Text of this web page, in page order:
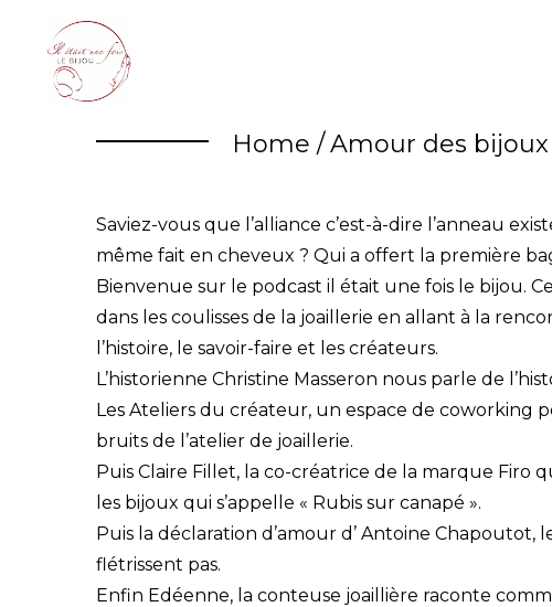
content
Home /Amour des bijoux
Saviez-vous que l’alliance c’est-à-dire l’anneau
même fait en cheveux ? Qui a offert la première
Bienvenue sur le podcast il était une fois le bijou.
dans les coulisses de la joaillerie en allant à la
l’histoire, le savoir-faire et les créateurs.
L’historienne Christine Masseron nous parle de
Les Ateliers du créateur, un espace de coworking
bruits de l’atelier de joaillerie.
Puis Claire Fillet, la co-créatrice de la marque Firo
les bijoux qui s’appelle « Rubis sur canapé ».
Puis la déclaration d’amour d’ Antoine Chapoutot,
flétrissent pas.
Enfin Edéenne, la conteuse joaillière raconte